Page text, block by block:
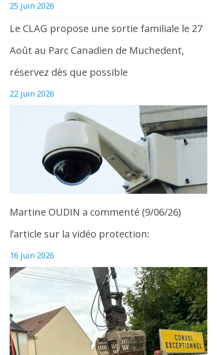
25 juin 2026
Le CLAG propose une sortie familiale le 27
Août au Parc Canadien de Muchedent,
réservez dès que possible
22 juin 2026
Martine OUDIN a commenté (9/06/26)
l’article sur la vidéo protection:
16 juin 2026